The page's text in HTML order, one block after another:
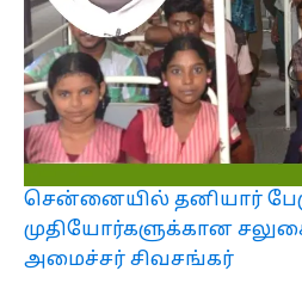
சென்னையில் தனியார்
முதியோர்களுக்கான
அமைச்சர் சிவசங்கர்